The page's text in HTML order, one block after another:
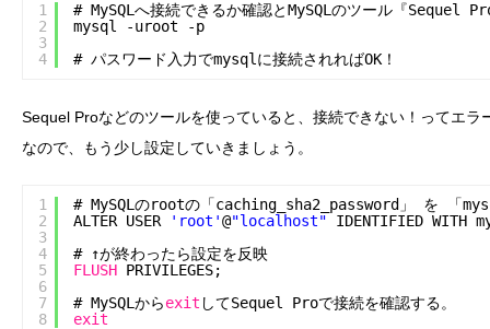
1
2
3
4
# MySQLへ接続できるか確認とMySQLのツール『Sequel
mysql -uroot -p
# パスワード入力でmysqlに接続されればOK！
Sequel Proなどのツールを使っていると、接続できない！ってエラ
なので、もう少し設定していきましょう。
1
2
3
4
5
6
7
8
# MySQLのrootの「caching_sha2_password」 を 「
ALTER USER
'root'@"localhost"
IDENTIFIED WITH
# ↑が終わったら設定を反映
FLUSH PRIVILEGES;
# MySQLからexit してSequel Proで接続を確認する。
exit